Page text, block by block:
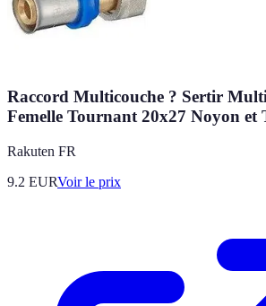
Raccord Multicouche ? Sertir
Femelle Tournant 20x27 Noyon et
Rakuten FR
9.2 EURVoir le prix